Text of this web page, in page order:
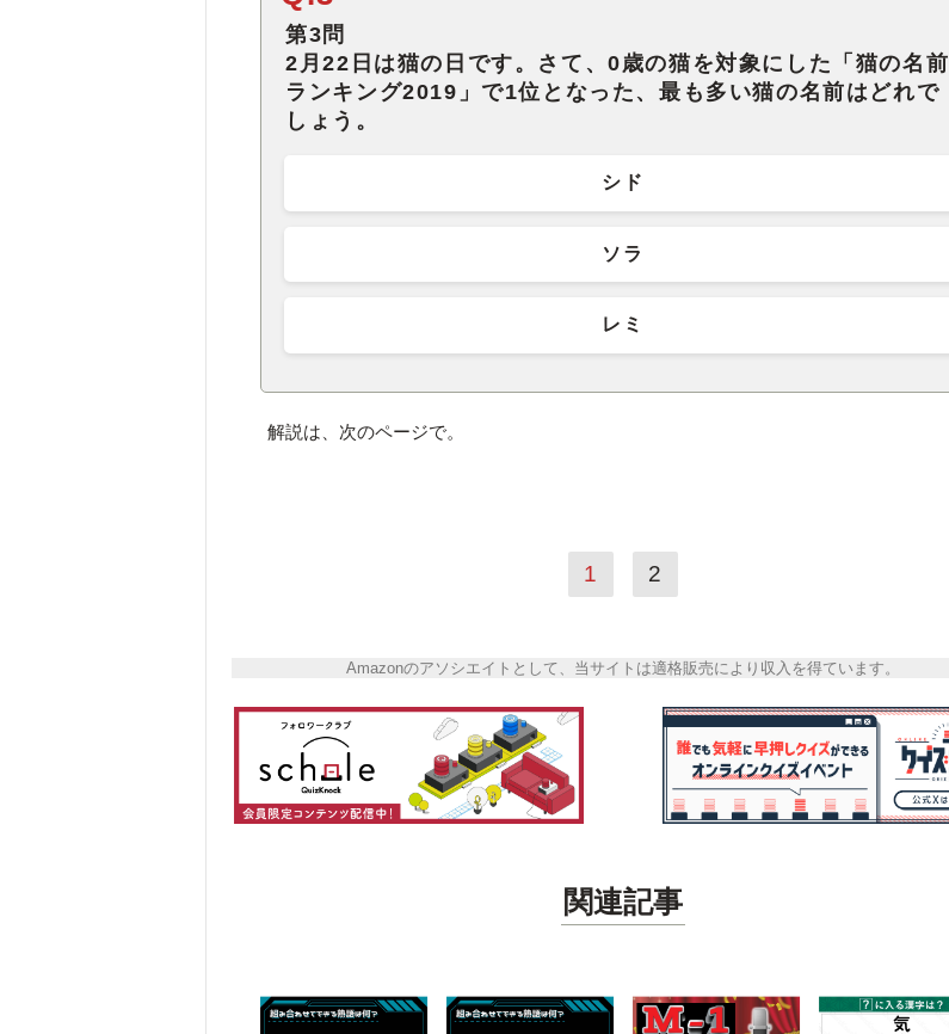
第3問
2月22日は猫の日です。さて、0歳の猫を対象にした「猫の名前
ランキング2019」で1位となった、最も多い猫の名前はどれで
しょう。
シド
ソラ
レミ
解説は、次のページで。
1 2
Amazonのアソシエイトとして、当サイトは適格販売により収入を得ています。
関連記事